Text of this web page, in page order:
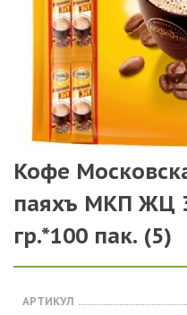
Кофе
паяхъ МКП ЖЦ
гр.*100 пак. (5)
АРТИКУЛ